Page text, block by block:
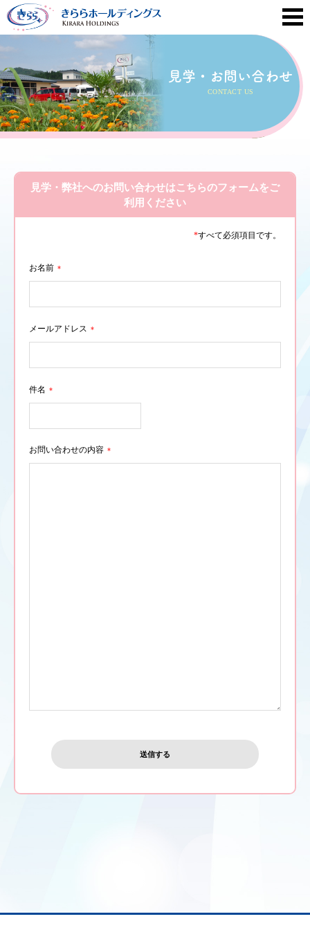
見学・お問い合わせ
CONTACT US
見学・弊社へのお問い合わせはこちらのフォームをご
利用ください
*すべて必須項目です。
お名前 *
メールアドレス *
件名 *
お問い合わせの内容 *